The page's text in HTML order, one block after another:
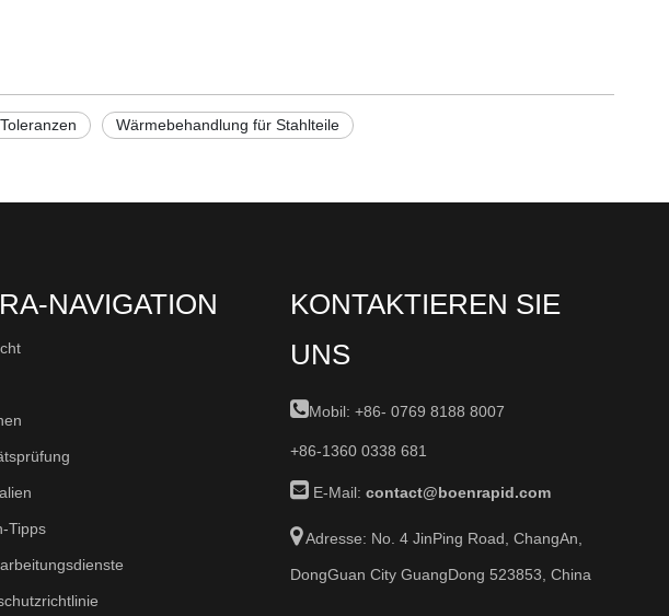
Wärmebehandlung für Stahlteile
NAVIGATION
Tipps
KONTAKTIEREN SIE
UNS
Mobil: +86- 0769 8188 8007
+86-1360 0338 681
 E-Mail: contact@boenrapid.com
Adresse: No. 4 JinPing Road, ChangAn,
DongGuan City GuangDong 523853, China